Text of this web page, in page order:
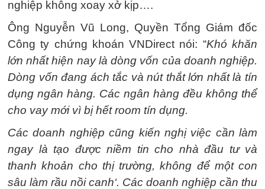
nghiệp không xoay xở kịp….
Ông Nguyễn Vũ Long, Quyền Tổng Giám đốc
Công ty chứng khoán VNDirect nói: “Khó khăn
lớn nhất hiện nay là dòng vốn của doanh nghiệp.
Dòng vốn đang ách tắc và nút thắt lớn nhất là tín
dụng ngân hàng. Các ngân hàng đều không thể
cho vay mới vì bị hết room tín dụng.
Các doanh nghiệp cũng kiến nghị việc cần làm
ngay là tạo được niềm tin cho nhà đầu tư và
thanh khoản cho thị trường, không để một con
sâu làm rầu nồi canh‘. Các doanh nghiệp cần thu